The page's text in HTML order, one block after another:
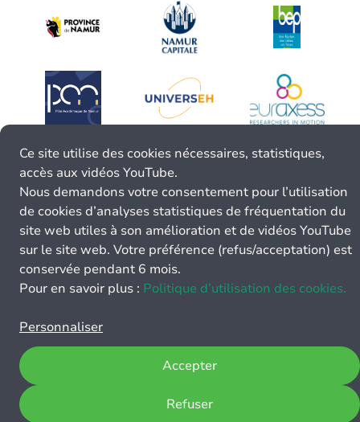
Ce site utilise des cookies nécessaires, statistiques,
accès aux vidéos YouTube.
Nous demandons votre consentement pour l’utilisation
de cookies d’analyses statistiques de fréquentation du
site web utiles à son amélioration et de vidéos YouTube
sur le site web. Votre préférence (refus/acceptation) est
conservée pendant 6 mois.
Pour en savoir plus : Politique d’utilisation des cookies.
Personnaliser
Refuser
Accepter